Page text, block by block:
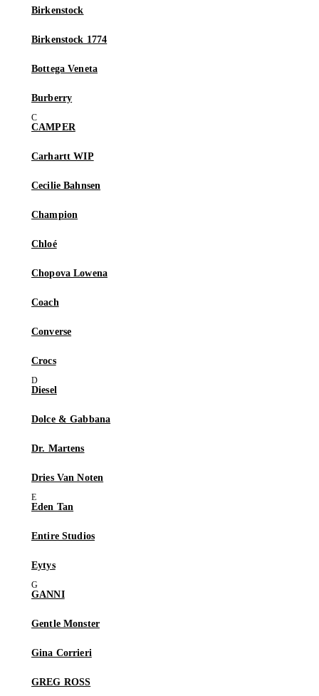
Birkenstock
Birkenstock 1774
Bottega Veneta
Burberry
CAMPER
Carhartt WIP
Cecilie Bahnsen
Champion
Chloé
Chopova Lowena
Coach
Converse
Crocs
Diesel
Dolce & Gabbana
Dr. Martens
Dries Van Noten
Eden Tan
Entire Studios
Eytys
GANNI
Gentle Monster
Gina Corrieri
GREG ROSS